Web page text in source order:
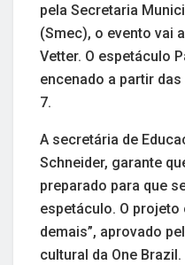
pela Secretaria
(Smec), o evento vai
Vetter. O espetáculo
encenado a partir
7.
A secretária de
Schneider, garante
preparado para que
espetáculo. O projeto
demais”, aprovado
cultural da One Brazil.